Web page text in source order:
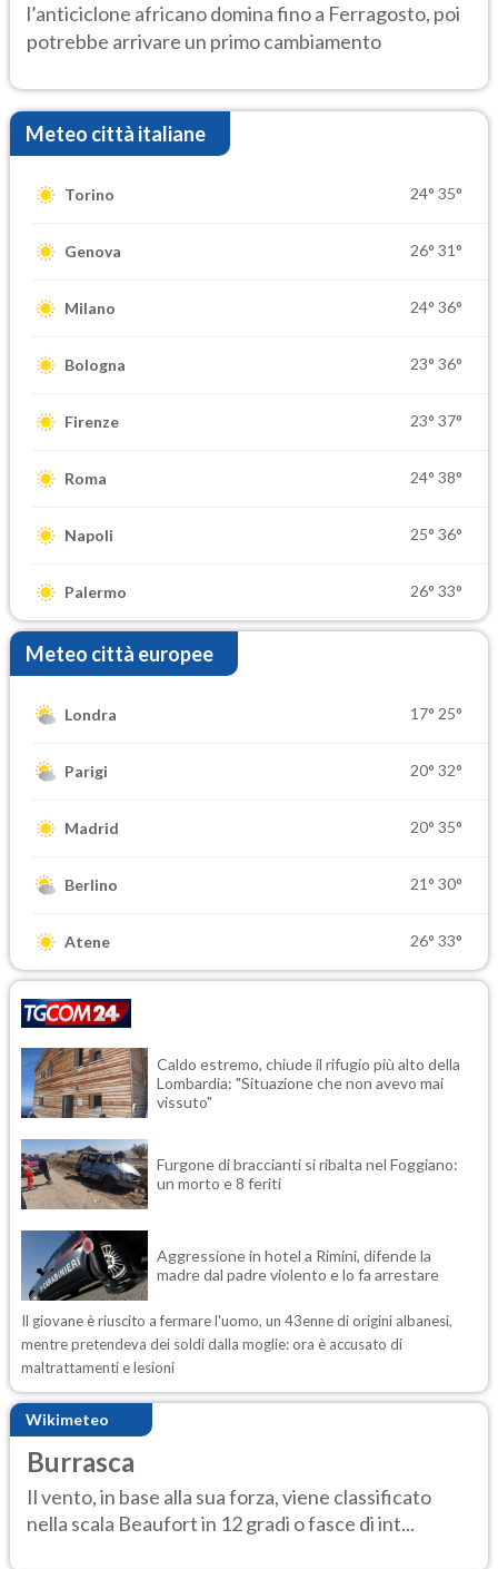
l’anticiclone africano domina fino a Ferragosto, poi
potrebbe arrivare un primo cambiamento
Meteo città italiane
Torino 24° 35°
Genova 26° 31°
Milano 24° 36°
Bologna 23° 36°
Firenze 23° 37°
Roma 24° 38°
Napoli 25° 36°
Palermo 26° 33°
Meteo città europee
Londra 17° 25°
Parigi 20° 32°
Madrid 20° 35°
Berlino 21° 30°
Atene 26° 33°
Caldo estremo, chiude il rifugio più alto della
Lombardia: "Situazione che non avevo mai
vissuto"
Furgone di braccianti si ribalta nel Foggiano:
un morto e 8 feriti
Aggressione in hotel a Rimini, difende la
madre dal padre violento e lo fa arrestare
Il giovane è riuscito a fermare l'uomo, un 43enne di origini albanesi,
mentre pretendeva dei soldi dalla moglie: ora è accusato di
maltrattamenti e lesioni
Wikimeteo
Burrasca
Il vento, in base alla sua forza, viene classificato
nella scala Beaufort in 12 gradi o fasce di int...